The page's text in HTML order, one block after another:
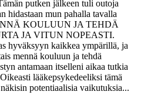
putken jälkeen tuli outoja
hidastaan mun pahalla tavalla
KOULUUN JA TEHDÄ
JA VITUN NOPEASTI.
hyväksyyn kaikkea ympärillä, ja
mennä kouluun ja tehdä
antamaan itselleni aikaa tutkia
lääkepsykedeeliksi tämä
potentiaalisia vaikutuksia...